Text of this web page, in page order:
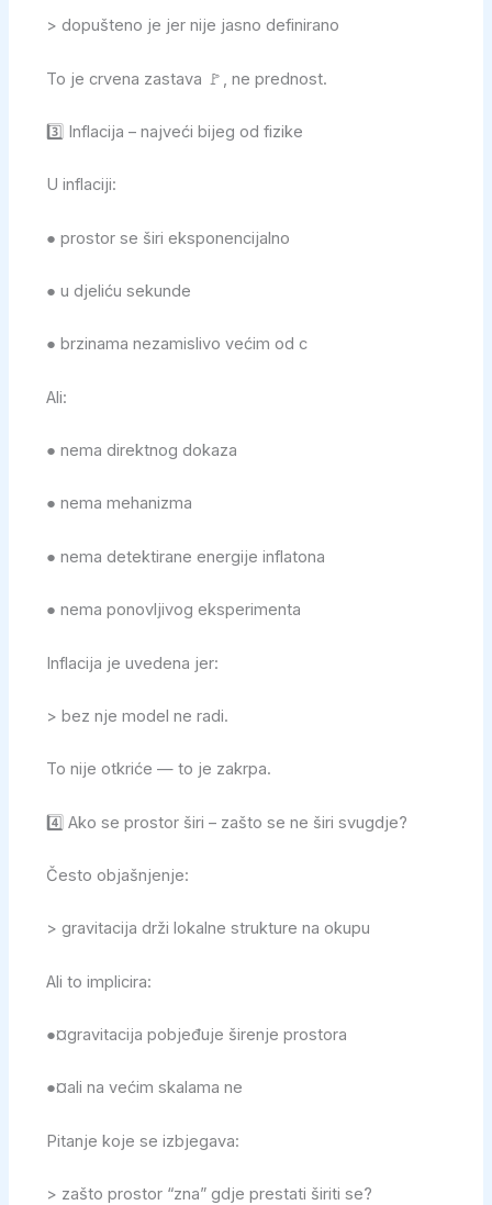
> dopušteno je jer nije jasno definirano
To je crvena zastava 🚩, ne prednost.
3️⃣ Inflacija – najveći bijeg od fizike
U inflaciji:
● prostor se širi eksponencijalno
● u djeliću sekunde
● brzinama nezamislivo većim od c
Ali:
● nema direktnog dokaza
● nema mehanizma
● nema detektirane energije inflatona
● nema ponovljivog eksperimenta
Inflacija je uvedena jer:
> bez nje model ne radi.
To nije otkriće — to je zakrpa.
4️⃣ Ako se prostor širi – zašto se ne širi svugdje?
Često objašnjenje:
> gravitacija drži lokalne strukture na okupu
Ali to implicira:
●¤gravitacija pobjeđuje širenje prostora
●¤ali na većim skalama ne
Pitanje koje se izbjegava:
> zašto prostor “zna” gdje prestati širiti se?